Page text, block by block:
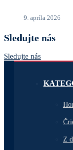
9. apríla 2026
Sledujte nás
Sledujte nás
Z